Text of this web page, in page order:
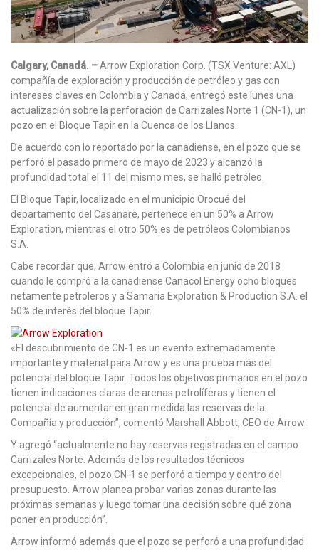
Calgary, Canadá. –Arrow Exploration Corp. (TSX Venture: AXL)
compañía de exploración y producción de petróleo y gas con
intereses claves en Colombia y Canadá, entregó este lunes una
actualización sobre la perforación de Carrizales Norte 1 (CN-1), un
pozo en el Bloque Tapir en la Cuenca de los Llanos.
De acuerdo con lo reportado por la canadiense, en el pozo que se
perforó el pasado primero de mayo de 2023 y alcanzó la
profundidad total el 11 del mismo mes, se halló petróleo.
El Bloque Tapir, localizado en el municipio Orocué del
departamento del Casanare, pertenece en un 50% a Arrow
Exploration, mientras el otro 50% es de petróleos Colombianos
S.A.
Cabe recordar que, Arrow entró a Colombia en junio de 2018
cuando le compró a la canadiense Canacol Energy ocho bloques
netamente petroleros y a Samaria Exploration & Production S.A. el
50% de interés del bloque Tapir.
«El descubrimiento de CN-1 es un evento extremadamente
importante y material para Arrow y es una prueba más del
potencial del bloque Tapir. Todos los objetivos primarios en el pozo
tienen indicaciones claras de arenas petrolíferas y tienen el
potencial de aumentar en gran medida las reservas de la
Compañía y producción”, comentó Marshall Abbott, CEO de Arrow.
Y agregó “actualmente no hay reservas registradas en el campo
Carrizales Norte. Además de los resultados técnicos
excepcionales, el pozo CN-1 se perforó a tiempo y dentro del
presupuesto. Arrow planea probar varias zonas durante las
próximas semanas y luego tomar una decisión sobre qué zona
poner en producción”.
Arrow informó además que el pozo se perforó a una profundidad